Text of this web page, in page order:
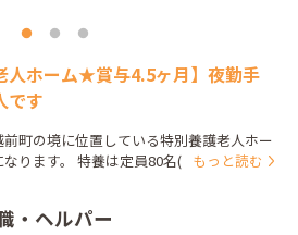
人ホーム★賞与4.5ヶ月】夜勤手
です
町の境に位置している特別養護老人ホー
ります。 特養は定員80名(平成24年に1...
もっと読む
・ヘルパー